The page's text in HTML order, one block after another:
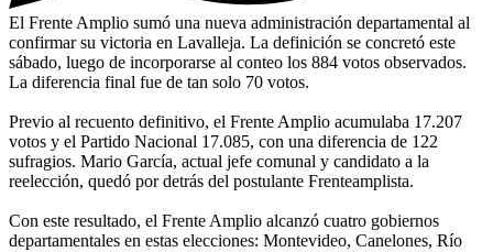
El Frente Amplio sumó una nueva administración departamental al
confirmar su victoria en Lavalleja. La definición se concretó este
sábado, luego de incorporarse al conteo los 884 votos observados.
La diferencia final fue de tan solo 70 votos.
Previo al recuento definitivo, el Frente Amplio acumulaba 17.207
votos y el Partido Nacional 17.085, con una diferencia de 122
sufragios. Mario García, actual jefe comunal y candidato a la
reelección, quedó por detrás del postulante Frenteamplista.
Con este resultado, el Frente Amplio alcanzó cuatro gobiernos
departamentales en estas elecciones: Montevideo, Canelones, Río